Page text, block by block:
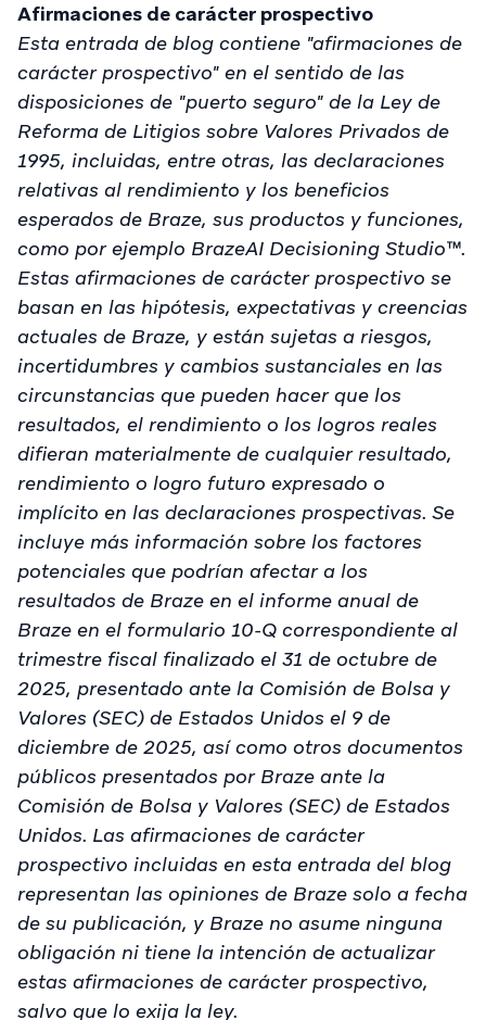
Afirmaciones de carácter prospectivo
Esta entrada de blog contiene "afirmaciones de
carácter prospectivo" en el sentido de las
disposiciones de "puerto seguro" de la Ley de
Reforma de Litigios sobre Valores Privados de
1995, incluidas, entre otras, las declaraciones
relativas al rendimiento y los beneficios
esperados de Braze, sus productos y funciones,
como por ejemplo BrazeAI Decisioning Studio™.
Estas afirmaciones de carácter prospectivo se
basan en las hipótesis, expectativas y creencias
actuales de Braze, y están sujetas a riesgos,
incertidumbres y cambios sustanciales en las
circunstancias que pueden hacer que los
resultados, el rendimiento o los logros reales
difieran materialmente de cualquier resultado,
rendimiento o logro futuro expresado o
implícito en las declaraciones prospectivas. Se
incluye más información sobre los factores
potenciales que podrían afectar a los
resultados de Braze en el informe anual de
Braze en el formulario 10-Q correspondiente al
trimestre fiscal finalizado el 31 de octubre de
2025, presentado ante la Comisión de Bolsa y
Valores (SEC) de Estados Unidos el 9 de
diciembre de 2025, así como otros documentos
públicos presentados por Braze ante la
Comisión de Bolsa y Valores (SEC) de Estados
Unidos. Las afirmaciones de carácter
prospectivo incluidas en esta entrada del blog
representan las opiniones de Braze solo a fecha
de su publicación, y Braze no asume ninguna
obligación ni tiene la intención de actualizar
estas afirmaciones de carácter prospectivo,
salvo que lo exija la ley.